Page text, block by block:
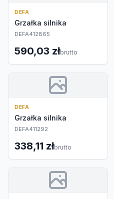
DEFA
Grzałka silnika
DEFA412865
590,03 złbrutto
DEFA
Grzałka silnika
DEFA411292
338,11 złbrutto